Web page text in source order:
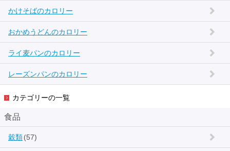
かけそばのカロリー
おかめうどんのカロリー
ライ麦パンのカロリー
レーズンパンのカロリー
カテゴリーの一覧
食品
穀類(57)